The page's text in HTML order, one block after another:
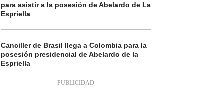
para asistir a la posesión de Abelardo de La
Espriella
Canciller de Brasil llega a Colombia para la
posesión presidencial de Abelardo de la
Espriella